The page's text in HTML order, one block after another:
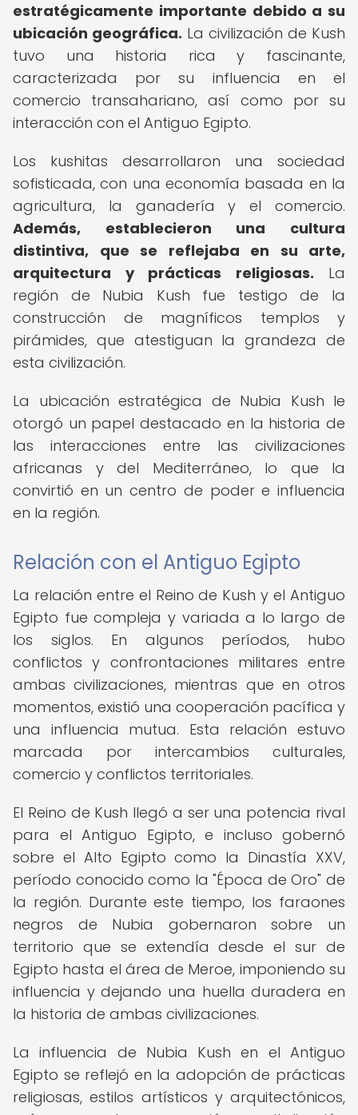
estratégicamente importante debido a su
ubicación geográfica. La civilización de Kush
tuvo una historia rica y fascinante,
caracterizada por su influencia en el
comercio transahariano, así como por su
interacción con el Antiguo Egipto.
Los kushitas desarrollaron una sociedad
sofisticada, con una economía basada en la
agricultura, la ganadería y el comercio.
Además, establecieron una cultura
distintiva, que se reflejaba en su arte,
arquitectura y prácticas religiosas. La
región de Nubia Kush fue testigo de la
construcción de magníficos templos y
pirámides, que atestiguan la grandeza de
esta civilización.
La ubicación estratégica de Nubia Kush le
otorgó un papel destacado en la historia de
las interacciones entre las civilizaciones
africanas y del Mediterráneo, lo que la
convirtió en un centro de poder e influencia
en la región.
Relación con el Antiguo Egipto
La relación entre el Reino de Kush y el Antiguo
Egipto fue compleja y variada a lo largo de
los siglos. En algunos períodos, hubo
conflictos y confrontaciones militares entre
ambas civilizaciones, mientras que en otros
momentos, existió una cooperación pacífica y
una influencia mutua. Esta relación estuvo
marcada por intercambios culturales,
comercio y conflictos territoriales.
El Reino de Kush llegó a ser una potencia rival
para el Antiguo Egipto, e incluso gobernó
sobre el Alto Egipto como la Dinastía XXV,
período conocido como la "Época de Oro" de
la región. Durante este tiempo, los faraones
negros de Nubia gobernaron sobre un
territorio que se extendía desde el sur de
Egipto hasta el área de Meroe, imponiendo su
influencia y dejando una huella duradera en
la historia de ambas civilizaciones.
La influencia de Nubia Kush en el Antiguo
Egipto se reflejó en la adopción de prácticas
religiosas, estilos artísticos y arquitectónicos,